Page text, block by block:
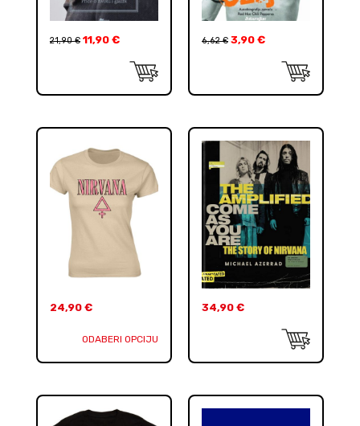
21,90€ 11,90 € 6,62€ 3,90 €
24,90 €
ODABERI OPCIJU
34,90 €